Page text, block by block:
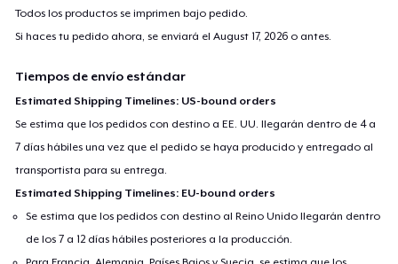
Todos los productos se imprimen bajo pedido.
Si haces tu pedido ahora, se enviará elAugust 17, 2026 o antes.
Tiempos de envío estándar
Estimated Shipping Timelines: US-bound orders
Se estima que los pedidos con destino a EE. UU. llegarán dentro de 4 a
7 días hábiles una vez que el pedido se haya producido y entregado al
transportista para su entrega.
Estimated Shipping Timelines: EU-bound orders
Se estima que los pedidos con destino al Reino Unido llegarán dentro
de los 7 a 12 días hábiles posteriores a la producción.